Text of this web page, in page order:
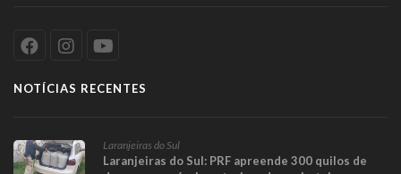
NOTÍCIAS RECENTES
Laranjeiras do Sul
Laranjeiras do Sul: PRF apreende 300 quilos de